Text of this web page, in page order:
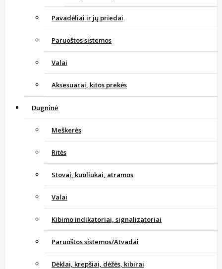
Pavadėliai ir jų priedai
Paruoštos sistemos
Valai
Aksesuarai, kitos prekės
Dugninė
Meškerės
Ritės
Stovai, kuoliukai, atramos
Valai
Kibimo indikatoriai, signalizatoriai
Paruoštos sistemos/Atvadai
Dėklai, krepšiai, dėžės, kibirai